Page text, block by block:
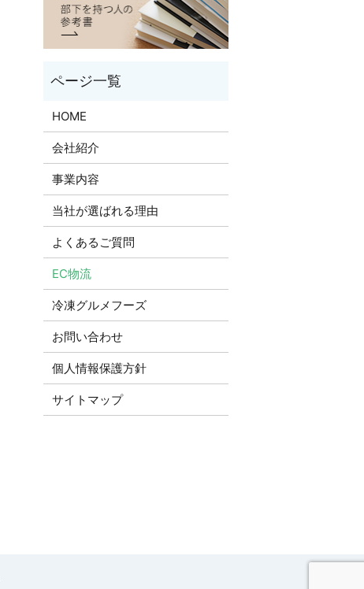
HOME
会社紹介
事業内容
当社が選ばれる理由
よくあるご質問
EC物流
冷凍グルメフーズ
お問い合わせ
個人情報保護方針
サイトマップ